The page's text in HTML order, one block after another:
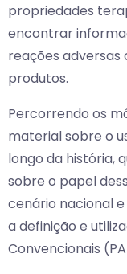
propriedades
encontrar
reações adversas
produtos.
Percorrendo os
material sobre o
longo da história,
sobre o papel
cenário nacional e
a definição e
Convencionais